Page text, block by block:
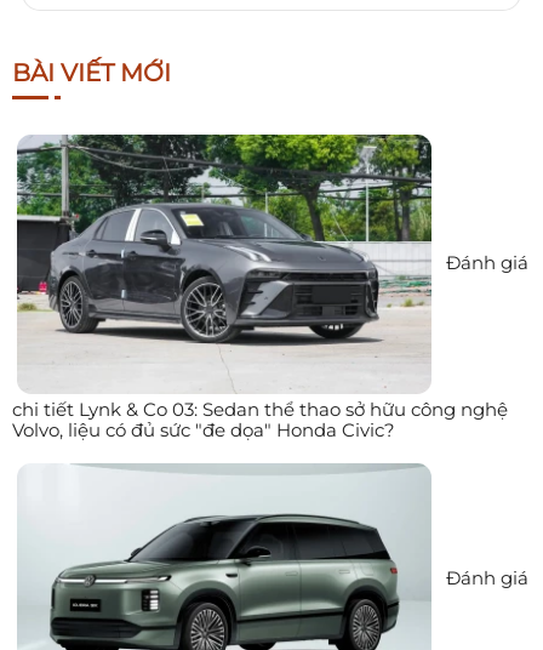
BÀI VIẾT MỚI
Đánh giá
chi tiết Lynk & Co 03: Sedan thể thao sở hữu công nghệ
Volvo, liệu có đủ sức "đe dọa" Honda Civic?
Đánh giá